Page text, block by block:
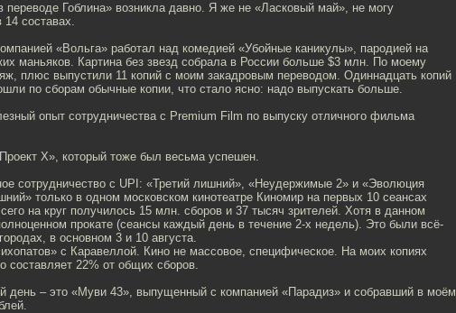
переводе Гоблина» возникла давно. Я же не «Ласковый май», не могу
14 составах.
«Вольга» работал над комедией «Убойные каникулы», пародией на
маньяков. Картина без звезд собрала в России больше $3 млн. По моему
плюс выпустили 11 копий с моим закадровым переводом. Одиннадцать копий
по сборам обычные копии, что стало ясно: надо выпускать больше.
опыт сотрудничества с Premium Film по выпуску отличного фильма
Х», который тоже был весьма успешен.
сотрудничество с UPI: «Третий лишний», «Неудержимые 2» и «Эволюция
только в одном московском кинотеатре Киномир на первых 10 сеансах
на круг получилось 15 млн. сборов и 37 тысяч зрителей. Хотя в данном
прокате (сеансы каждый день в течение 2-х недель). Это были всё-
в основном 3 и 10 августа.
с Каравеллой. Кино не массовое, специфическое. На моих копиях
составляет 22% от общих сборов.
день – это «Муви 43», выпущенный с компанией «Парадиз» и собравший в моём